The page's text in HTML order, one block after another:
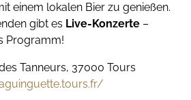
einem lokalen Bier zu genießen.
gibt es Live-Konzerte –
Programm!
Tanneurs, 37000 Tours